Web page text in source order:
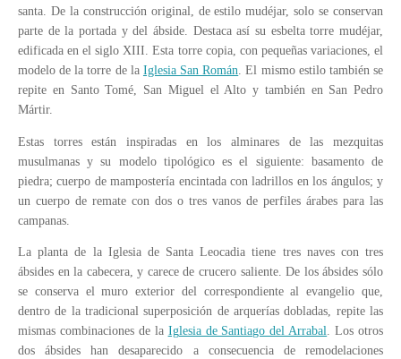
santa. De la construcción original, de estilo mudéjar, solo se conservan
parte de la portada y del ábside. Destaca así su esbelta torre mudéjar,
edificada en el siglo XIII. Esta torre copia, con pequeñas variaciones, el
modelo de la torre de la Iglesia San Román. El mismo estilo también se
repite en Santo Tomé, San Miguel el Alto y también en San Pedro
Mártir.
Estas torres están inspiradas en los alminares de las mezquitas
musulmanas y su modelo tipológico es el siguiente: basamento de
piedra; cuerpo de mampostería encintada con ladrillos en los ángulos; y
un cuerpo de remate con dos o tres vanos de perfiles árabes para las
campanas.
La planta de la Iglesia de Santa Leocadia tiene tres naves con tres
ábsides en la cabecera, y carece de crucero saliente. De los ábsides sólo
se conserva el muro exterior del correspondiente al evangelio que,
dentro de la tradicional superposición de arquerías dobladas, repite las
mismas combinaciones de la Iglesia de Santiago del Arrabal. Los otros
dos ábsides han desaparecido a consecuencia de remodelaciones